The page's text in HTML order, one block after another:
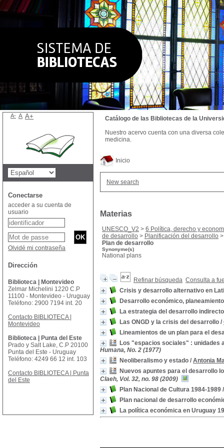
Inicio
New search
Materias
UNESCO_V2 > 6 Política, derecho y
de desarrollo > Planificación del desarrollo
Plan de desarrollo
Synonyme(s)
National plans
Refinar búsqueda Consulta a
Crisis y desarrollo alternativo en
Desarrollo económico,
La estrategia del desarrollo indirecto
Las ONGD y la crisis del desarrollo /
Lineamientos de un plan para el
Los "espacios sociales" : unidades
Humana, No. 2 (1977)
Neoliberalismo y estado / Antonia
Nuevos apuntes para el desarrollo
Claeh, Vol. 32, no. 98 (2009)
Plan Nacional de Cultura 1984-1989
Plan nacional de desarrollo
La política económica en Uruguay
Catálogo de las Bibliotecas de la
Nuestro acervo cuenta con una diversa
medicina.
A- A A+
Conectarse
acceder a su cuenta de
usuario
Olvidé mi contraseña
Dirección
Biblioteca | Montevideo
Zelmar Michelini 1220 C.P
11100 - Montevideo - Uruguay
Teléfono: 2900 7194 int. 20
Contacto BIBLIOTECA |
Montevideo
Biblioteca | Punta del Este
Prado y Salt Lake, C.P 20100
Punta del Este - Uruguay
Teléfono: 4249 66 12 int. 103
Contacto BIBLIOTECA | Punta
del Este